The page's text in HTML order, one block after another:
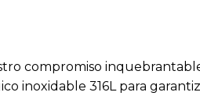
compromiso
inoxidable 316L para